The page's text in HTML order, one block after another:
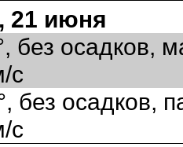
, 21 июня
осадков,
с
осадков,
с